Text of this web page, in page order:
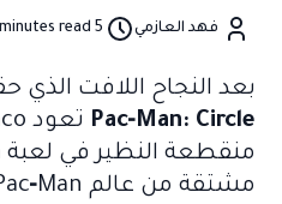
فهد العازمي 5 minutes read
بعد النجاح اللافت الذي
Pac‑Man: Circle
مشتقة من عالم Pac‑Man تحت اسم